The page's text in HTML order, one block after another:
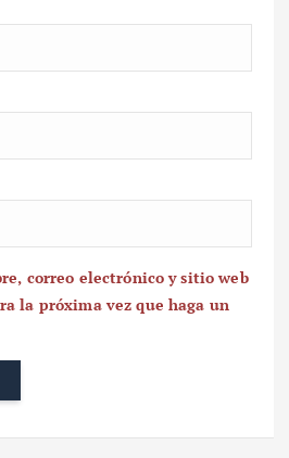
correo electrónico y sitio web
la próxima vez que haga un